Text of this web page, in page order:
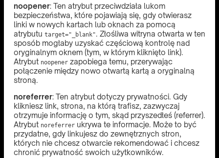
noopener: Ten atrybut przeciwdziała lukom
bezpieczeństwa, które pojawiają się, gdy otwierasz
linki w nowych kartach lub oknach za pomocą
atrybutu target="_blank". Złośliwa witryna otwarta w ten
sposób mogłaby uzyskać częściową kontrolę nad
oryginalnym oknem (tym, w którym kliknięto link).
Atrybut noopener zapobiega temu, przerywając
połączenie między nowo otwartą kartą a oryginalną
stroną.
noreferrer: Ten atrybut dotyczy prywatności. Gdy
klikniesz link, strona, na którą trafisz, zazwyczaj
otrzymuje informację o tym, skąd przyszedłeś (referrer).
Atrybut noreferrer ukrywa te informacje. Może to być
przydatne, gdy linkujesz do zewnętrznych stron,
których nie chcesz otwarcie rekomendować i chcesz
chronić prywatność swoich użytkowników.